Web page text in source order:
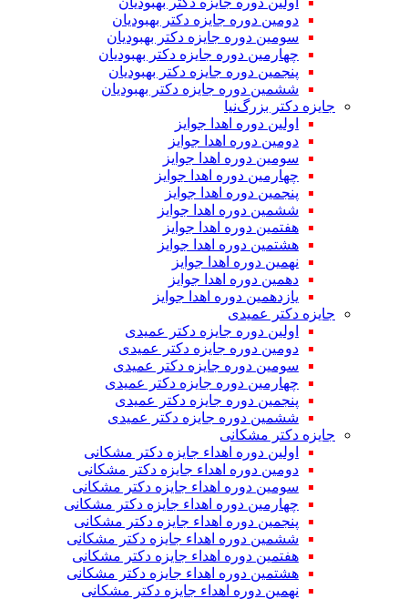
دومین دوره جایزه دکتر بهبودیان
سومین دوره جایزه دکتر بهبودیان
چهارمین دوره جایزه دکتر بهبودیان
پنجمین دوره جایزه دکتر بهبودیان
ششمین دوره جایزه دکتر بهبودیان
جایزه دکتر بزرگ‌نیا
اولین دوره اهدا جوایز
دومین دوره اهدا جوایز
سومین دوره اهدا جوایز
چهارمین دوره اهدا جوایز
پنجمین دوره اهدا جوایز
ششمین دوره اهدا جوایز
هفتمین دوره اهدا جوایز
هشتمین دوره اهدا جوایز
نهمین دوره اهدا جوایز
دهمین دوره اهدا جوایز
یازدهمین دوره اهدا جوایز
جایزه دکتر عمیدی
اولین دوره جایزه دکتر عمیدی
دومین دوره جایزه دکتر عمیدی
سومین دوره جایزه دکتر عمیدی
چهارمین دوره جایزه دکتر عمیدی
پنجمین دوره جایزه دکتر عمیدی
ششمین دوره جایزه دکتر عمیدی
جایزه دکتر مشکانی
اولین دوره اهداء جایزه دکتر مشکانی
دومین دوره اهداء جایزه دکتر مشکانی
سومین دوره اهداء جایزه دکتر مشکانی
چهارمین دوره اهداء جایزه دکتر مشکانی
پنجمین دوره اهداء جایزه دکتر مشکانی
ششمین دوره اهداء جایزه دکتر مشکانی
هفتمین دوره اهداء جایزه دکتر مشکانی
هشتمین دوره اهداء جایزه دکتر مشکانی
نهمین دوره اهداء جایزه دکتر مشکانی